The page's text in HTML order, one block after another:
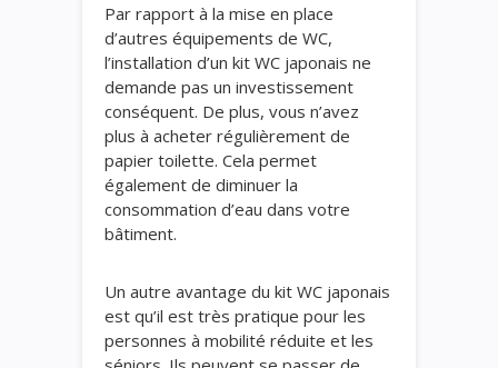
Par rapport à la mise en place
d’autres équipements de WC,
l’installation d’un kit WC japonais ne
demande pas un investissement
conséquent. De plus, vous n’avez
plus à acheter régulièrement de
papier toilette. Cela permet
également de diminuer la
consommation d’eau dans votre
bâtiment.
Un autre avantage du kit WC japonais
est qu’il est très pratique pour les
personnes à mobilité réduite et les